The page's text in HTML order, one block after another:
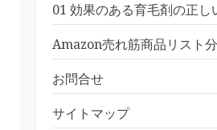
01 効果のある育毛剤の正し
Amazon売れ筋商品リスト
お問合せ
サイトマップ